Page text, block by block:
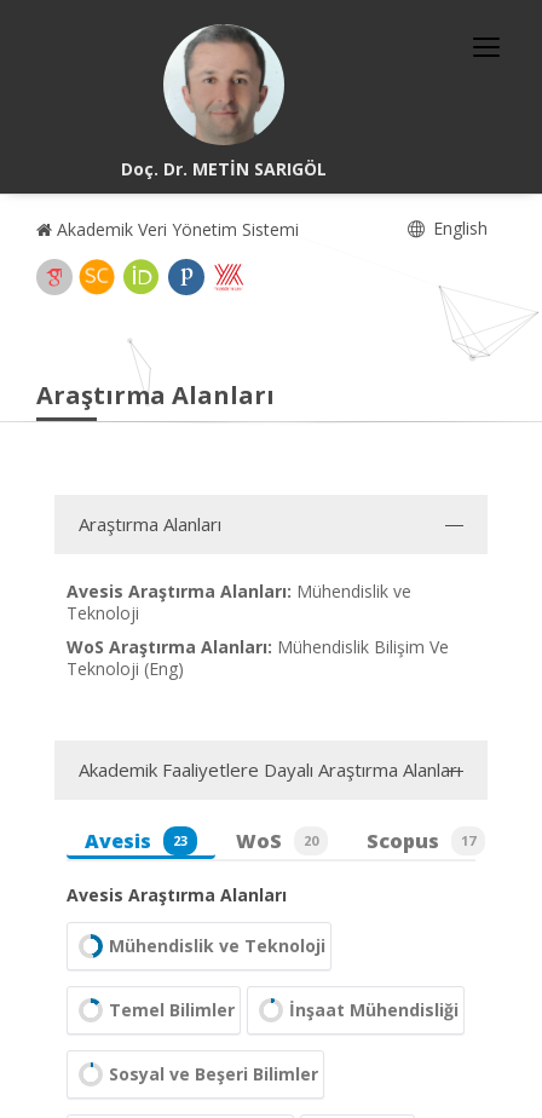
Doç. Dr. METİN SARIGÖL
Akademik Veri Yönetim Sistemi English
Araştırma Alanları
Araştırma Alanları
Avesis Araştırma Alanları: Mühendislik ve
Teknoloji
WoS Araştırma Alanları: Mühendislik Bilişim Ve
Teknoloji (Eng)
Akademik Faaliyetlere Dayalı Araştırma Alanları
Avesis 23 WoS 20 Scopus 17
Avesis Araştırma Alanları
Mühendislik ve Teknoloji
Temel Bilimler İnşaat Mühendisliği
Sosyal ve Beşeri Bilimler